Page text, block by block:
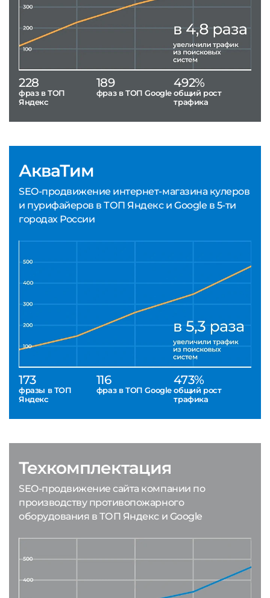
АкваТим
SEO-продвижение интернет-магазина кулеров
и пурифайеров в ТОП Яндекс и Google в 5-ти
городах России
173
фразы в ТОП
Яндекс
116
фраз в ТОП Google
473%
общий рост
трафика
228
фраз в ТОП
Яндекс
189
фраз в ТОП Google
492%
общий рост
трафика
Техкомплектация
SEO-продвижение сайта компании по
производству противопожарного
оборудования в ТОП Яндекс и Google